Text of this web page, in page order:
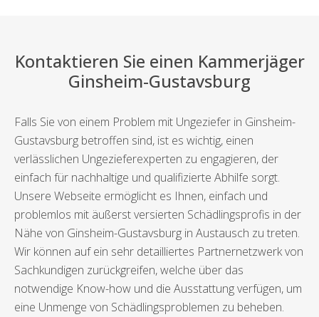
Kontaktieren Sie einen Kammerjäger
Ginsheim-Gustavsburg
Falls Sie von einem Problem mit Ungeziefer in Ginsheim-
Gustavsburg betroffen sind, ist es wichtig, einen
verlässlichen Ungezieferexperten zu engagieren, der
einfach für nachhaltige und qualifizierte Abhilfe sorgt.
Unsere Webseite ermöglicht es Ihnen, einfach und
problemlos mit äußerst versierten Schädlingsprofis in der
Nähe von Ginsheim-Gustavsburg in Austausch zu treten.
Wir können auf ein sehr detailliertes Partnernetzwerk von
Sachkundigen zurückgreifen, welche über das
notwendige Know-how und die Ausstattung verfügen, um
eine Unmenge von Schädlingsproblemen zu beheben.